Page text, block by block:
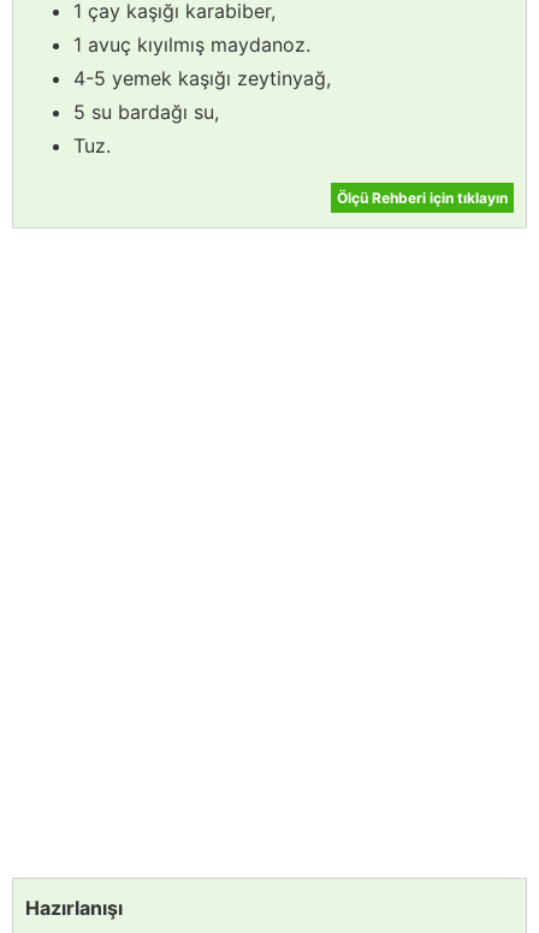
1 çay kaşığı karabiber,
1 avuç kıyılmış maydanoz.
4-5 yemek kaşığı zeytinyağ,
5 su bardağı su,
Tuz.
Ölçü Rehberi için tıklayın
Hazırlanışı